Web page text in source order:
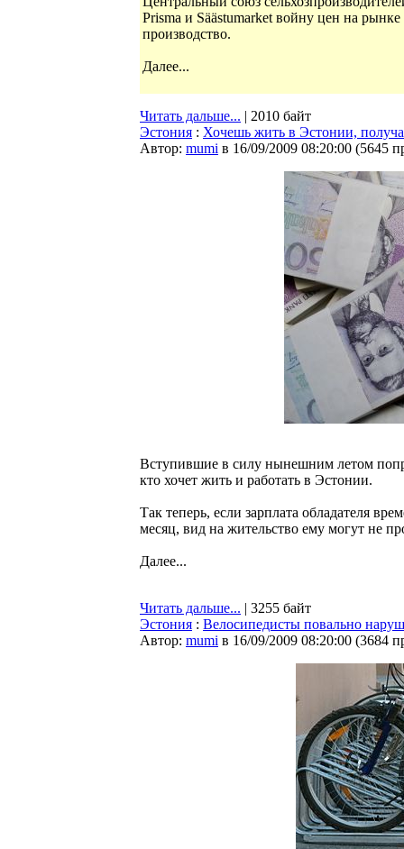
Prisma и Säästumarket войну цен на
производство.
Далее...
Читать дальше... | 2010 байт
Эстония : Хочешь жить в Эстонии,
Автор: mumi в 16/09/2009 08:20:00 (5645
Вступившие в силу нынешним летом
кто хочет жить и работать в Эстонии.
Так теперь, если зарплата обладателя
месяц, вид на жительство ему могут не
Далее...
Читать дальше... | 3255 байт
Эстония : Велосипедисты повально
Автор: mumi в 16/09/2009 08:20:00 (3684